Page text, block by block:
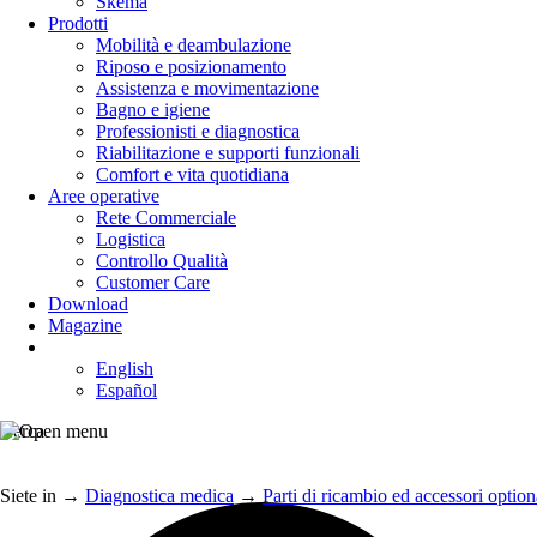
Prodotti
Mobilità e deambulazione
Riposo e posizionamento
Assistenza e movimentazione
Bagno e igiene
Professionisti e diagnostica
Riabilitazione e supporti funzionali
Comfort e vita quotidiana
Aree operative
Rete Commerciale
Logistica
Controllo Qualità
Customer Care
Download
Magazine
English
Español
Cerca
Siete in → Diagnostica medica → Parti di ricambio ed accessori